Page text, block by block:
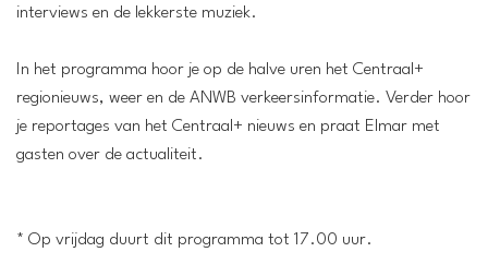
interviews en de lekkerste muziek.
In het programma hoor je op de halve uren het Centraal+
regionieuws, weer en de ANWB verkeersinformatie. Verder hoor
je reportages van het Centraal+ nieuws en praat Elmar met
gasten over de actualiteit.
* Op vrijdag duurt dit programma tot 17.00 uur.